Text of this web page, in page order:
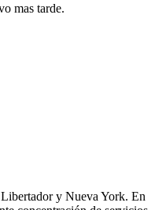
mas tarde.
y Nueva York. En